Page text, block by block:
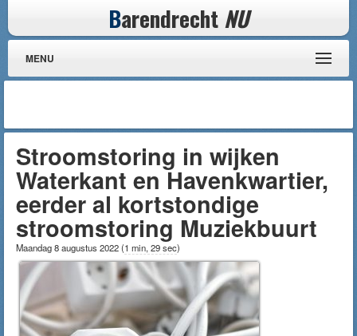
Barendrecht NU
MENU
Stroomstoring in wijken
Waterkant en Havenkwartier,
eerder al kortstondige
stroomstoring Muziekbuurt
Maandag 8 augustus 2022(1 min, 29 sec)